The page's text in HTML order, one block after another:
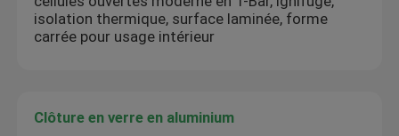
isolation thermique, surface laminée, forme
carrée pour usage intérieur
Clôture en verre en aluminium